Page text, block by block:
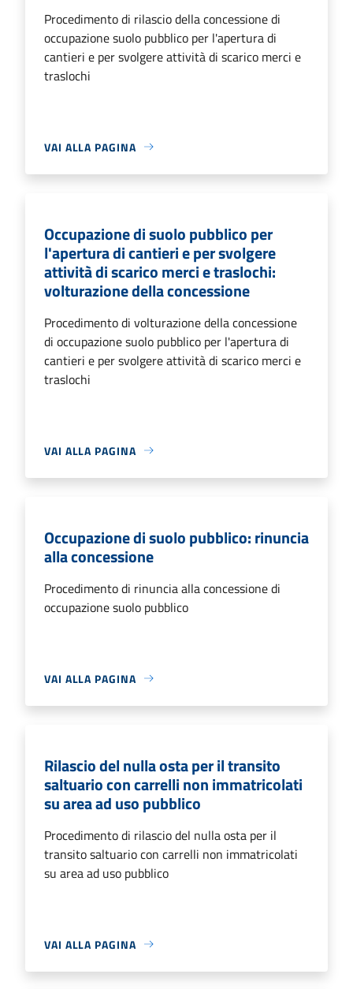
Procedimento di rilascio della concessione di
occupazione suolo pubblico per l'apertura di
cantieri e per svolgere attività di scarico merci e
traslochi
VAI ALLA PAGINA
Occupazione di suolo pubblico per
l'apertura di cantieri e per svolgere
attività di scarico merci e traslochi:
volturazione della concessione
Procedimento di volturazione della concessione
di occupazione suolo pubblico per l'apertura di
cantieri e per svolgere attività di scarico merci e
traslochi
VAI ALLA PAGINA
Occupazione di suolo pubblico: rinuncia
alla concessione
Procedimento di rinuncia alla concessione di
occupazione suolo pubblico
VAI ALLA PAGINA
Rilascio del nulla osta per il transito
saltuario con carrelli non immatricolati
su area ad uso pubblico
Procedimento di rilascio del nulla osta per il
transito saltuario con carrelli non immatricolati
su area ad uso pubblico
VAI ALLA PAGINA